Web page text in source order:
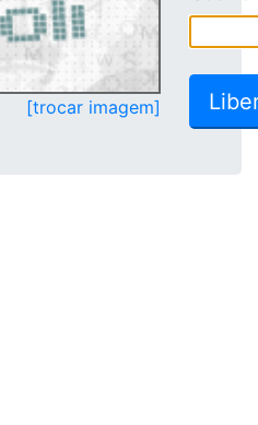
[trocar imagem]